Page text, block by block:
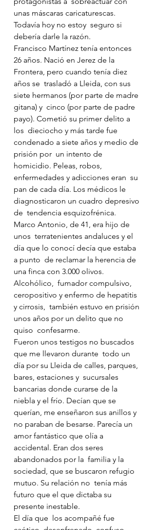
unas máscaras caricaturescas.
Todavía hoy no estoy  seguro si
debería darle la razón.
Francisco Martínez tenía entonces
26 años. Nació en Jerez de la
Frontera, pero cuando tenía diez
años se  trasladó a Lleida, con sus
siete hermanos (por parte de madre
gitana) y  cinco (por parte de padre
payo). Cometió su primer delito a
los  dieciocho y más tarde fue
condenado a siete años y medio de
prisión por  un intento de
homicidio. Peleas, robos,
enfermedades y adicciones eran  su
pan de cada día. Los médicos le
diagnosticaron un cuadro depresivo
de  tendencia esquizofrénica.
Marco Antonio, de 41, era hijo de
unos  terratenientes andaluces y el
día que lo conocí decía que estaba
a punto  de reclamar la herencia de
una finca con 3.000 olivos.
Alcohólico,  fumador compulsivo,
ceropositivo y enfermo de hepatitis
y cirrosis,  también estuvo en prisión
unos años por un delito que no
quiso  confesarme.
Fueron unos testigos no buscados
que me llevaron durante  todo un
día por su Lleida de calles, parques,
bares, estaciones y  sucursales
bancarias donde curarse de la
niebla y el frío. Decían que se
querían, me enseñaron sus anillos y
no paraban de besarse. Parecía un
amor fantástico que olía a
accidental. Eran dos seres
abandonados por la  familia y la
sociedad, que se buscaron refugio
mutuo. Su relación no  tenía más
futuro que el que dictaba su
presente inestable.
El día que  los acompañé fue